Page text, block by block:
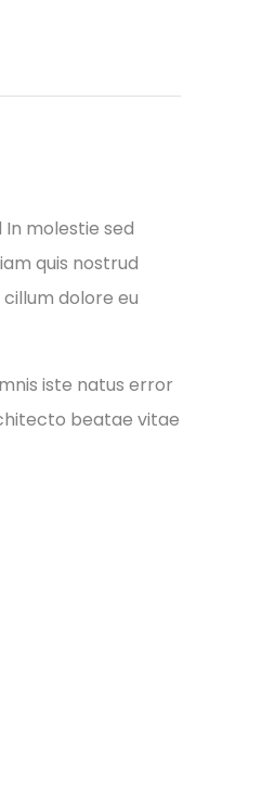
molestie sed
quis nostrud
dolore eu
iste natus error
beatae vitae